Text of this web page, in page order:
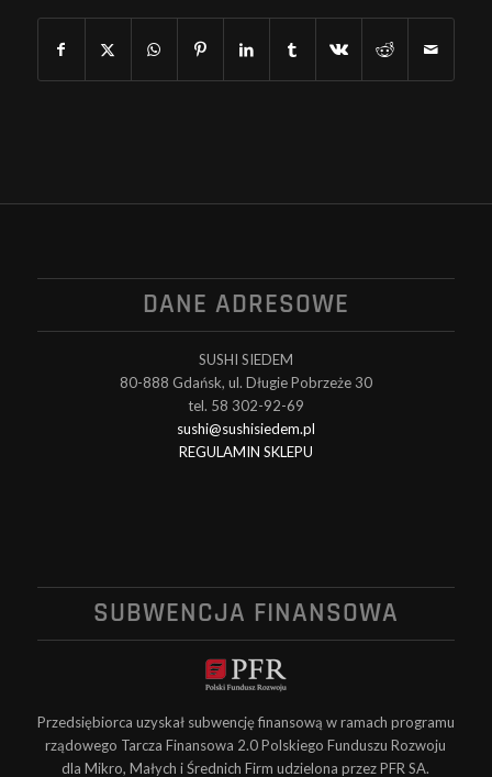
DANE ADRESOWE
SUSHI SIEDEM
80-888 Gdańsk, ul. Długie Pobrzeże 30
tel. 58 302-92-69
sushi@sushisiedem.pl
REGULAMIN SKLEPU
SUBWENCJA FINANSOWA
Przedsiębiorca uzyskał subwencję finansową w ramach programu
rządowego Tarcza Finansowa 2.0 Polskiego Funduszu Rozwoju
dla Mikro, Małych i Średnich Firm udzielona przez PFR SA.